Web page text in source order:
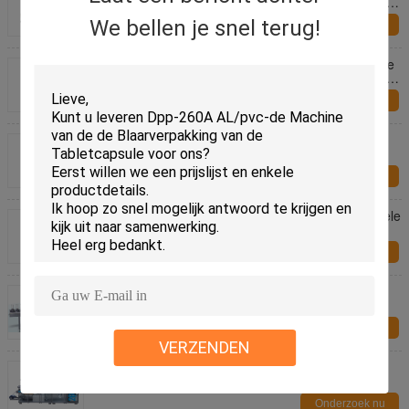
We bellen je snel terug!
VERZENDEN
Verpakking
Beste van de het Laboratoriumapotheek van Prijsce
Goedkope semi-Autocapsulepoeder het Vullen de
Vullerpoeder van de Machinecapsule het Vullen
Machine
50.000 PCs/de Capsule van de Uur dtj-t Pro Dubbele
Lader Semi Automatische het Vullen Machine
Rx-150A Horizontale vier-Zij Verzegelende
Verpakkingsmachine voor zakverpakking
Van de dph-260 rol-Plaat de rol van de de
verzegelen Onderzoek nu